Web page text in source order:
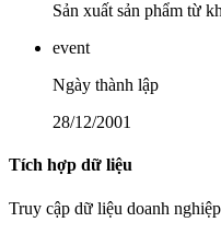
Sản xuất sản phẩm từ
event
Ngày thành lập
28/12/2001
Tích hợp dữ liệu
Truy cập dữ liệu doanh